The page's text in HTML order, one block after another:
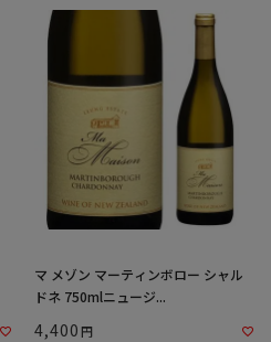
マ メゾン マーティンボロー シャル
ドネ 750mlニュージ...
4,400